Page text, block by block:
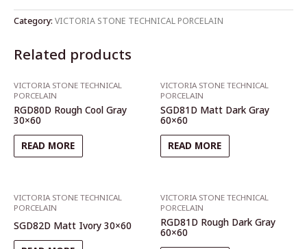
Category: VICTORIA STONE TECHNICAL PORCELAIN
Related products
VICTORIA STONE TECHNICAL
PORCELAIN
RGD80D Rough Cool Gray
30×60
READ MORE
VICTORIA STONE TECHNICAL
PORCELAIN
SGD81D Matt Dark Gray
60×60
READ MORE
VICTORIA STONE TECHNICAL
PORCELAIN
SGD82D Matt Ivory 30×60
VICTORIA STONE TECHNICAL
PORCELAIN
RGD81D Rough Dark Gray
60×60